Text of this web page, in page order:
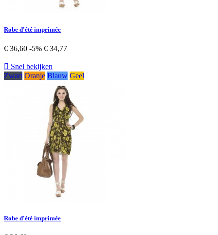
Robe d'été imprimée
€ 36,60 -5% € 34,77
 Snel bekijken
Zwart Oranje Blauw Geel
Robe d'été imprimée